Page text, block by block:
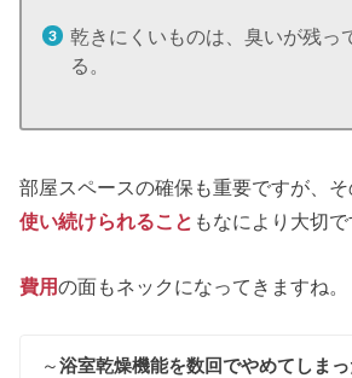
乾きにくいものは、臭いが残っ
る。
部屋スペースの確保も重要ですが、
使い続けられること もなにより大切で
費用の面もネックになってきますね。
～浴室乾燥機能を数回でやめてしま